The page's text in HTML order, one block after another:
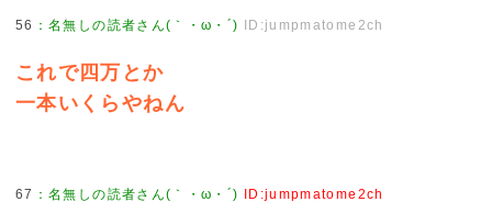
56 ：名無しの読者さん(｀・ω・´) ID:jumpmatome2ch
これで四万とか
一本いくらやねん
67 ：名無しの読者さん(｀・ω・´) ID:jumpmatome2ch